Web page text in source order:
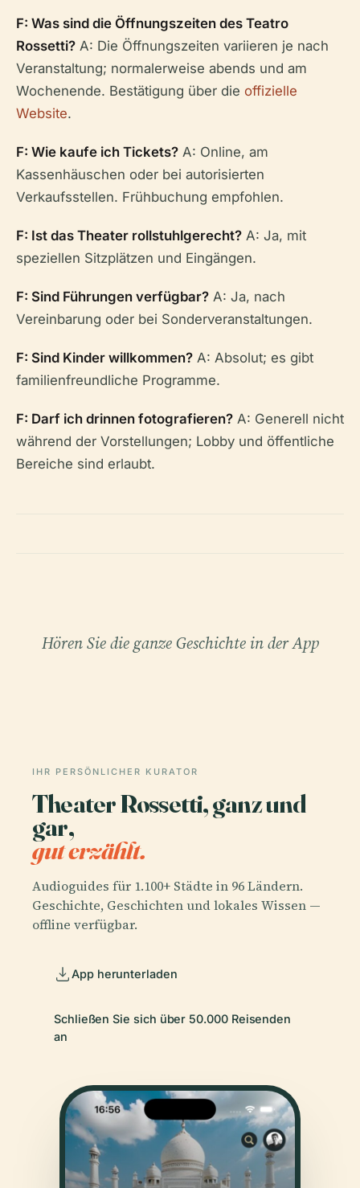
F: Was sind die Öffnungszeiten des Teatro
Rossetti? A: Die Öffnungszeiten variieren je nach
Veranstaltung; normalerweise abends und am
Wochenende. Bestätigung über die offizielle
Website.
F: Wie kaufe ich Tickets? A: Online, am
Kassenhäuschen oder bei autorisierten
Verkaufsstellen. Frühbuchung empfohlen.
F: Ist das Theater rollstuhlgerecht? A: Ja, mit
speziellen Sitzplätzen und Eingängen.
F: Sind Führungen verfügbar? A: Ja, nach
Vereinbarung oder bei Sonderveranstaltungen.
F: Sind Kinder willkommen? A: Absolut; es gibt
familienfreundliche Programme.
F: Darf ich drinnen fotografieren? A: Generell nicht
während der Vorstellungen; Lobby und öffentliche
Bereiche sind erlaubt.
Hören Sie die ganze Geschichte in der App
IHR PERSÖNLICHER KURATOR
Theater Rossetti, ganz und
gar,
gut erzählt.
Audioguides für 1.100+ Städte in 96 Ländern.
Geschichte, Geschichten und lokales Wissen —
offline verfügbar.
App herunterladen
Schließen Sie sich über 50.000 Reisenden
an